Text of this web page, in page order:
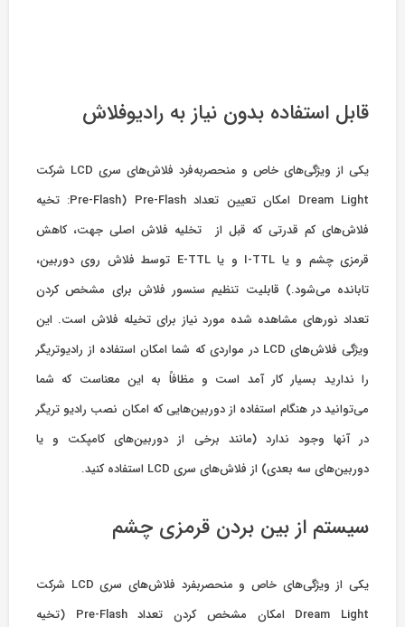
قابل استفاده بدون نیاز به رادیوفلاش
یکی از ویژگی‌های خاص و منحصربه‌فرد فلاش‌های سری LCD شرکت
Dream Light امکان تعیین تعداد Pre-Flash) Pre-Flash: تخیه
فلاش‌های کم قدرتی که قبل از تخلیه فلاش اصلی جهت، کاهش
قرمزی چشم و یا I-TTL و یا E-TTL توسط فلاش روی دوربین،
تابانده می‌شود.) قابلیت تنظیم سنسور فلاش برای مشخص کردن
تعداد نورهای مشاهده شده مورد نیاز برای تخیله فلاش است. این
ویژگی فلاش‌های LCD در مواردی که شما امکان استفاده از رادیوتریگر
را ندارید بسیار کار آمد است و مظافاً به این معناست که شما
می‌توانید در هنگام استفاده از دوربین‌هایی که امکان نصب رادیو تریگر
در آنها وجود ندارد (مانند برخی از دوربین‌های کامپکت و یا
دوربین‌های سه بعدی) از فلاش‌های سری LCD استفاده کنید.
سیستم از بین بردن قرمزی چشم
یکی از ویژگی‌های خاص و منحصربفرد فلاش‌های سری LCD شرکت
Dream Light امکان مشخص کردن تعداد Pre-Flash (تخیه